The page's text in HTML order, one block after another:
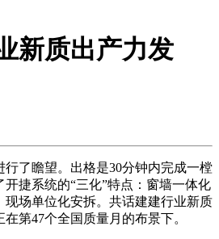
新质出产力发
了瞻望。出格是30分钟内完成一樘
捷系统的“三化”特点：窗墙一体化
现场单位化安拆。共话建建行业新质
第47个全国质量月的布景下。